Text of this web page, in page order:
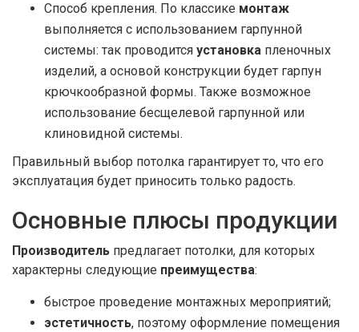
Способ крепления. По классике монтаж
выполняется с использованием гарпунной
системы: так проводится установка пленочных
изделий, а основой конструкции будет гарпун
крючкообразной формы. Также возможное
использование бесщелевой гарпунной или
клиновидной системы.
Правильный выбор потолка гарантирует то, что его
эксплуатация будет приносить только радость.
Основные плюсы продукции
Производитель предлагает потолки, для которых
характерны следующие преимущества:
быстрое проведение монтажных мероприятий;
эстетичность, поэтому оформление помещения